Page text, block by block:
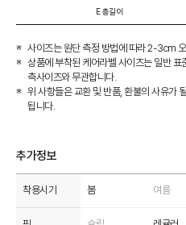
E 총길이
사이즈는 원단 측정 방법에 따라 2-3cm
상품에 부착된 케어라벨 사이즈는 일반 표
측사이즈와 무관합니다.
위 사항들은 교환 및 반품, 환불의 사유가
됩니다.
추가정보
착용시기 봄 여름